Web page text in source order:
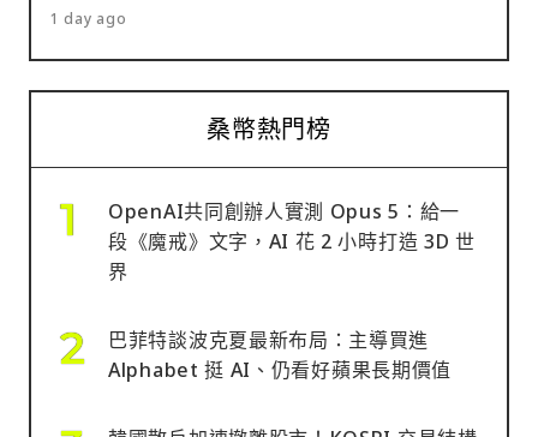
1 day ago
桑幣熱門榜
OpenAI共同創辦人實測 Opus 5：給一
段《魔戒》文字，AI 花 2 小時打造 3D 世
界
巴菲特談波克夏最新布局：主導買進
Alphabet 挺 AI、仍看好蘋果長期價值